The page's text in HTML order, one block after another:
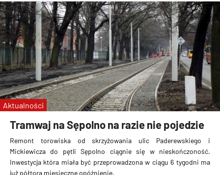
Tramwaj na Sępolno na razie nie pojedzie
Remont torowiska od skrzyżowania ulic Paderewskiego i
Mickiewicza do pętli Sępolno ciągnie się w nieskończoność.
Inwestycja która miała być przeprowadzona w ciągu 6 tygodni ma
już półtora miesięczne opóźnienie.
Aktualności